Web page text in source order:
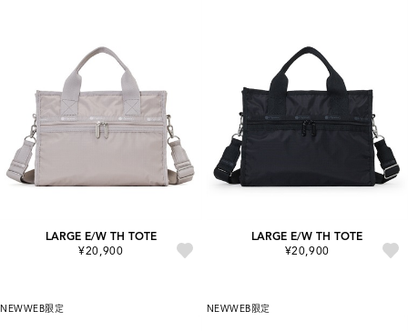
LARGE E/W TH TOTE
¥20,900
LARGE E/W TH TOTE
¥20,900
NEWWEB限定 NEWWEB限定